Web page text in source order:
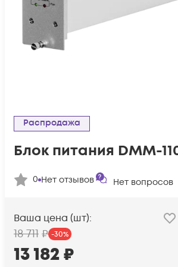
Распродажа
Блок питания DMM-
0 Нет отзывов Нет вопросов
Ваша цена (шт):
18 711 ₽ -30%
13 182₽